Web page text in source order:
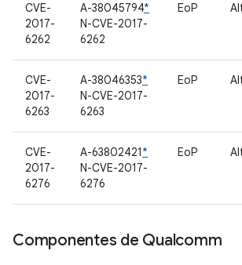
CVE-
2017-
6262
A-38045794*
N-CVE-2017-
6262
EoP
CVE-
2017-
6263
A-38046353*
N-CVE-2017-
6263
EoP
CVE-
2017-
6276
A-63802421*
N-CVE-2017-
6276
EoP
Componentes de Qualcomm